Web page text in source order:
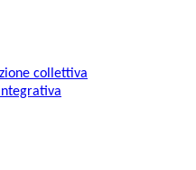
collettiva